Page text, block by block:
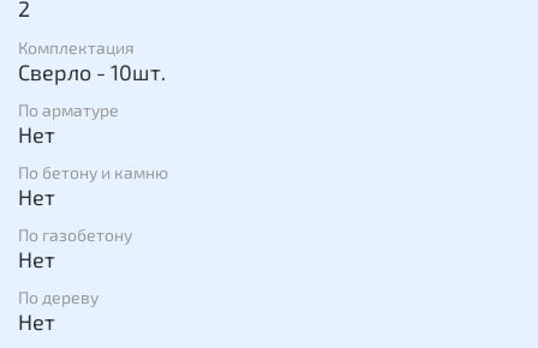
2
Комплектация
Сверло - 10шт.
По арматуре
Нет
По бетону и камню
Нет
По газобетону
Нет
По дереву
Нет